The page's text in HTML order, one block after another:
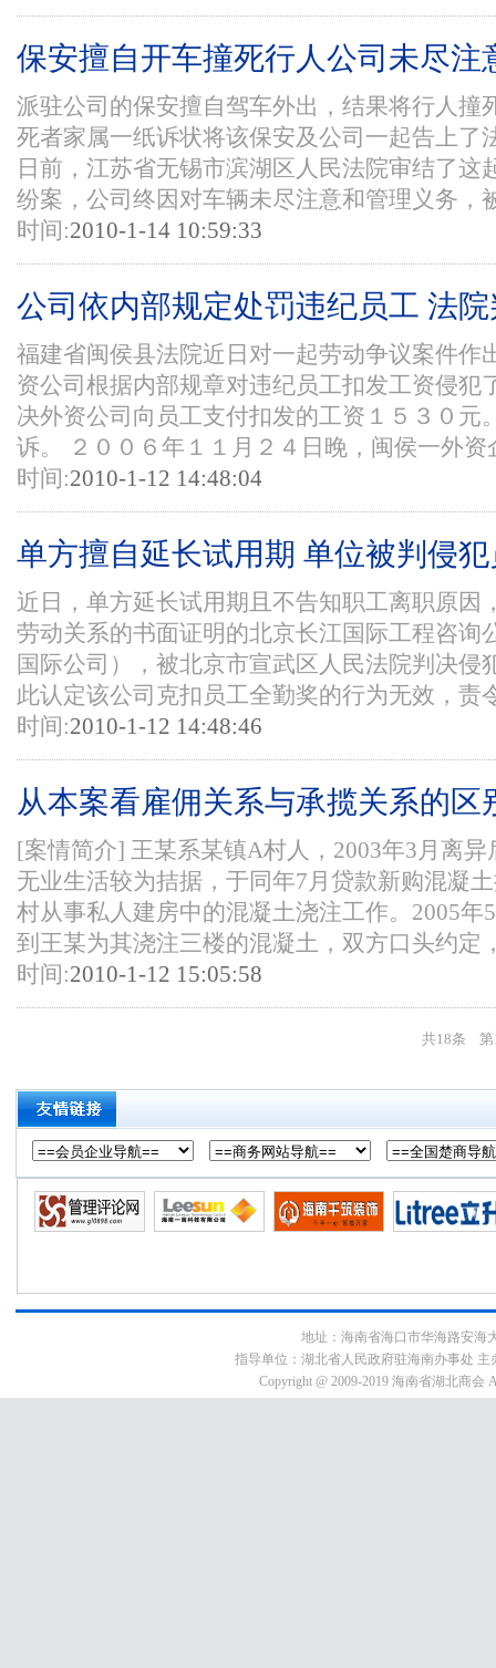
保安擅自开车撞死行人公司未尽注
派驻公司的保安擅自驾车外出，结果将行人撞
死者家属一纸诉状将该保安及公司一起告上了
日前，江苏省无锡市滨湖区人民法院审结了这
纷案，公司终因对车辆未尽注意和管理义务，
时间:2010-1-14 10:59:33
公司依内部规定处罚违纪员工 法
福建省闽侯县法院近日对一起劳动争议案件作
资公司根据内部规章对违纪员工扣发工资侵犯
决外资公司向员工支付扣发的工资１５３０元
诉。 ２００６年１１月２４日晚，闽侯一外资
时间:2010-1-12 14:48:04
单方擅自延长试用期 单位被判侵
近日，单方延长试用期且不告知职工离职原因
劳动关系的书面证明的北京长江国际工程咨询
国际公司），被北京市宣武区人民法院判决侵
此认定该公司克扣员工全勤奖的行为无效，责
时间:2010-1-12 14:48:46
从本案看雇佣关系与承揽关系的区
[案情简介] 王某系某镇A村人，2003年3月离
无业生活较为拮据，于同年7月贷款新购混凝
村从事私人建房中的混凝土浇注工作。2005年
到王某为其浇注三楼的混凝土，双方口头约定
时间:2010-1-12 15:05:58
共18条
地址：海南省海口市华海路安海
指导单位：湖北省人民政府驻海南办事处
Copyright @ 2009-2019 海南省湖北商会